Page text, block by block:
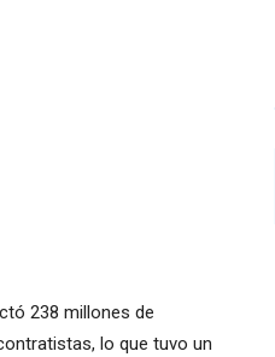
238 millones de
lo que tuvo un